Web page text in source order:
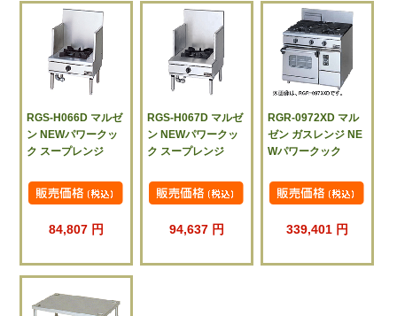
RGS-H066D マルゼ
ン NEWパワークッ
ク スープレンジ
84,807 円
RGS-H067D マルゼ
ン NEWパワークッ
ク スープレンジ
94,637 円
RGR-0972XD マル
ゼン ガスレンジ NE
Wパワークック
339,401 円